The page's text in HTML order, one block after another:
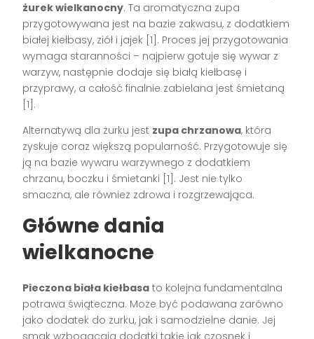
żurek wielkanocny. Ta aromatyczna zupa
przygotowywana jest na bazie zakwasu, z dodatkiem
białej kiełbasy, ziół i jajek [1]. Proces jej przygotowania
wymaga staranności – najpierw gotuje się wywar z
warzyw, następnie dodaje się białą kiełbasę i
przyprawy, a całość finalnie zabielana jest śmietaną
[1].
Alternatywą dla żurku jest zupa chrzanowa, która
zyskuje coraz większą popularność. Przygotowuje się
ją na bazie wywaru warzywnego z dodatkiem
chrzanu, boczku i śmietanki [1]. Jest nie tylko
smaczna, ale również zdrowa i rozgrzewająca.
Główne dania
wielkanocne
Pieczona biała kiełbasa to kolejna fundamentalna
potrawa świąteczna. Może być podawana zarówno
jako dodatek do żurku, jak i samodzielne danie. Jej